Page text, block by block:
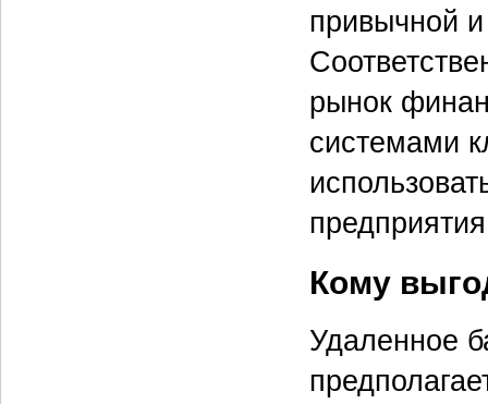
привычной
рынок
системами
Кому
Удаленное